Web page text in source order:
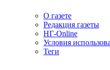
О газете
Редакция газеты
НГ-Online
Условия
Теги